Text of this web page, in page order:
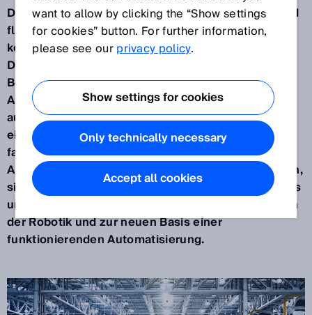
Die Weiterentwicklung kleiner, leistungsfähiger und
flexibel platzierbarer Roboter, die mit Menschen
kollaborieren, schreitet in Riesenschritten voran.
Dabei sind auch Sensoren von SICK ein wichtiger
Bestandteil. Sensorintelligenz spielt sowohl beim
Ausrichten und Positionieren mobiler Cobots als
auch bei der sicheren Überwachung ihres Umfelds
eine wichtige Rolle. Leichtgewicht-Cobots, die auf
fahrerlosen Transportfahrzeugen an ihre
Arbeitsposition fahren und sich selbst positionieren,
sind dabei der neueste Trend. Somit wird zaunfreies
und flexibles Arbeiten immer mehr zum Standard in
der Robotik und zur neuen Basis einer
funktionierenden Automatisierung.
want to allow by clicking the “Show settings
for cookies” button. For further information,
please see ourprivacy policy.
Show settings for cookies
Only technically necessary
Accept all cookies